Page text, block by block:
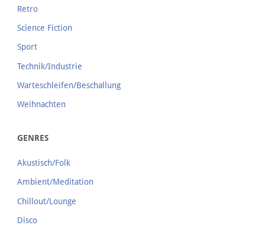
Retro
Science Fiction
Sport
Technik/Industrie
Warteschleifen/Beschallung
Weihnachten
GENRES
Akustisch/Folk
Ambient/Meditation
Chillout/Lounge
Disco